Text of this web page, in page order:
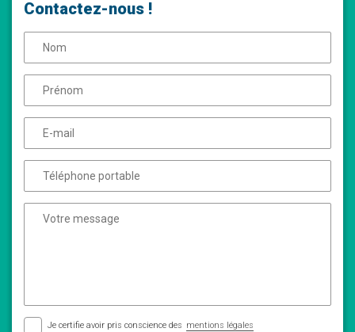
Contactez-nous !
Je certifie avoir pris conscience des mentions légales